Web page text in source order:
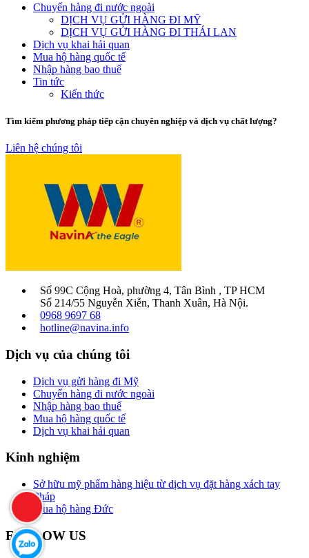
Chuyển hàng đi nước ngoài
DỊCH VỤ GỬI HÀNG ĐI MỸ
DỊCH VỤ GỬI HÀNG ĐI THÁI LAN
Dịch vụ khai hải quan
Mua hộ hàng quốc tế
Nhập hàng bao thuế
Tin tức
Kiến thức
Tìm kiếm phương pháp tiếp cận chuyên nghiệp và dịch vụ chất lượng?
Liên hệ chúng tôi
Số 99C Cộng Hoà, phường 4, Tân Bình , TP HCM
Số 214/55 Nguyễn Xiễn, Thanh Xuân, Hà Nội.
0968 9697 68
hotline@navina.info
Dịch vụ của chúng tôi
Dịch vụ gửi hàng đi Mỹ
Chuyển hàng đi nước ngoài
Nhập hàng bao thuế
Mua hộ hàng quốc tế
Dịch vụ khai hải quan
Kinh nghiệm
Sở hữu mỹ phẩm hàng hiệu từ dịch vụ đặt hàng xách tay
Pháp
Mua hộ hàng Đức
FOLLOW US